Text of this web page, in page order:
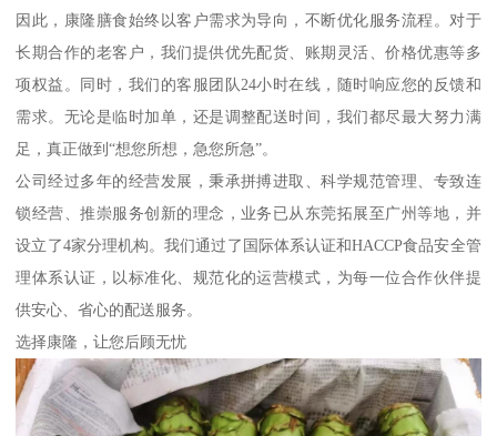
因此，康隆膳食始终以客户需求为导向，不断优化服务流程。对于
长期合作的老客户，我们提供优先配货、账期灵活、价格优惠等多
项权益。同时，我们的客服团队24小时在线，随时响应您的反馈和
需求。无论是临时加单，还是调整配送时间，我们都尽最大努力满
足，真正做到“想您所想，急您所急”。
公司经过多年的经营发展，秉承拼搏进取、科学规范管理、专致连
锁经营、推崇服务创新的理念，业务已从东莞拓展至广州等地，并
设立了4家分理机构。我们通过了国际体系认证和HACCP食品安全管
理体系认证，以标准化、规范化的运营模式，为每一位合作伙伴提
供安心、省心的配送服务。
选择康隆，让您后顾无忧